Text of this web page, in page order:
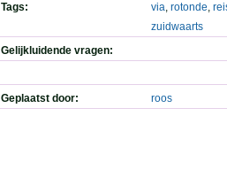
Tags:
via, rotonde,
zuidwaarts
Gelijkluidende vragen:
Geplaatst door: roos